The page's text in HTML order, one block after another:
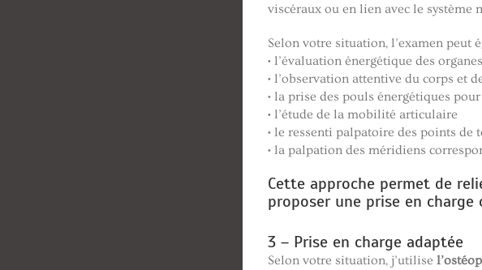
viscéraux ou en lien avec le système
Selon votre situation, l’examen peut
• l’évaluation énergétique des organes
• l’observation attentive du corps et
• la prise des pouls énergétiques
• l’étude de la mobilité articulaire
• le ressenti palpatoire des points de
• la palpation des méridiens
Cette approche permet de
proposer une prise en
3 – Prise en charge adaptée
Selon votre situation, j’utilise